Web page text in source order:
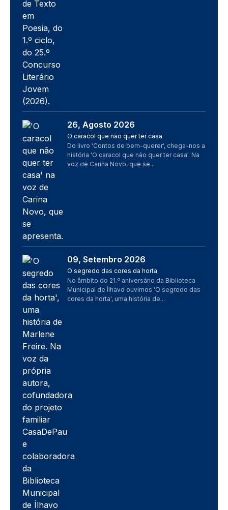
Imagem 26, Agosto 2026
O caracol que não quer ter casa
Do livro 'Contos de bem-querer', chega-nos a
história 'O caracol que não quer ter casa'. Na
voz de Carina Novo, que se...
Imagem 09, Setembro 2026
O segredo das cores da horta
No âmbito do 21.º aniversário da Biblioteca
Municipal de Ílhavo ouvimos 'O segredo das
cores da horta', uma história de...